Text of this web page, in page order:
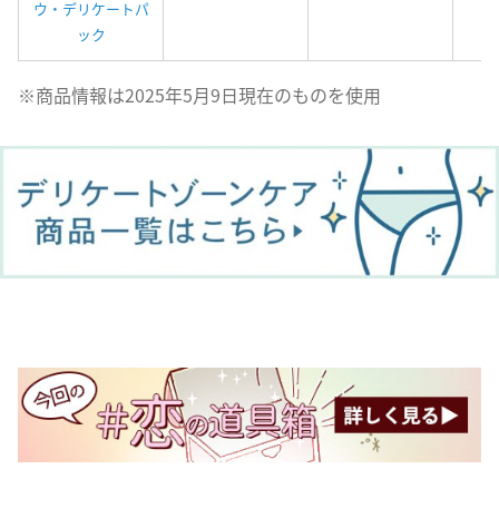
ウ・デリケートパ
ック
※商品情報は2025年5月9日現在のものを使用